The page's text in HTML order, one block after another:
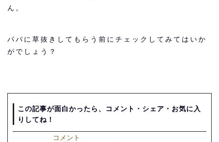
ん。
パパに草抜きしてもらう前にチェックしてみてはいか
がでしょう？
この記事が面白かったら、コメント・シェア・お気に入
りしてね！
コメント